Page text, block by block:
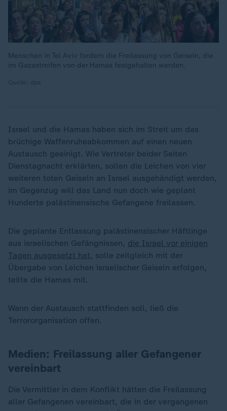
Menschen in Tel Aviv fordern die Freilassung von Geiseln, die
im Gazastreifen von der Hamas festgehalten werden.
Israel und die Hamas haben sich im Streit um das
brüchige Waffenruheabkommen auf einen neuen
Austausch geeinigt. Wie Vertreter beider Seiten
Dienstagnacht erklärten, sollen die Leichen von vier
weiteren toten Geiseln an Israel ausgehändigt werden,
im Gegenzug will das Land nun doch wie geplant
Hunderte palästinensische Gefangene freilassen.
Die geplante Entlassung palästinensischer Häftlinge
aus israelischen Gefängnissen, die Israel vor einigen
Tagen ausgesetzt hat, solle zeitgleich mit der
Übergabe von Leichen israelischer Geiseln erfolgen,
teilte die Hamas mit.
Wann der Austausch stattfinden soll, ließ die
Terrororganisation offen.
Medien: Freilassung aller Gefangener
vereinbart
Die Vermittler in dem Konflikt hätten die Freilassung
aller Gefangenen vereinbart, die in der vergangenen